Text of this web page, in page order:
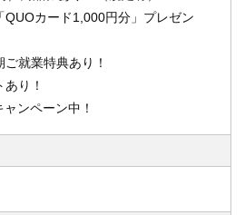
QUOカード1,000円分」プレゼン
就業特典あり！
り！
ンペーン中！